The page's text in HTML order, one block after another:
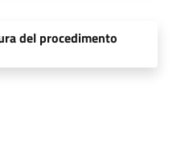
del procedimento